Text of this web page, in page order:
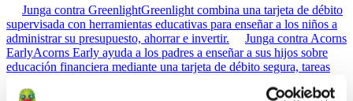
Junga contra GreenlightGreenlight combina una tarjeta de débito
supervisada con herramientas educativas para enseñar a los niños a
administrar su presupuesto, ahorrar e invertir.
Junga contra Acorns
EarlyAcorns Early ayuda a los padres a enseñar a sus hijos sobre
educación financiera mediante una tarjeta de débito segura, tareas
ClassDojo
ClassDojo ayuda a los maestros, los estudiantes y las